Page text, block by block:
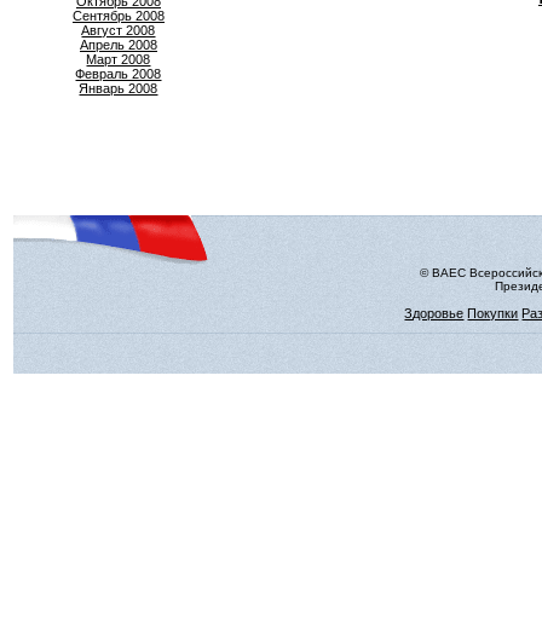
Сентябрь 2008
Август 2008
Апрель 2008
Март 2008
Февраль 2008
Январь 2008
© ВАЕС
Здоровье Покупки